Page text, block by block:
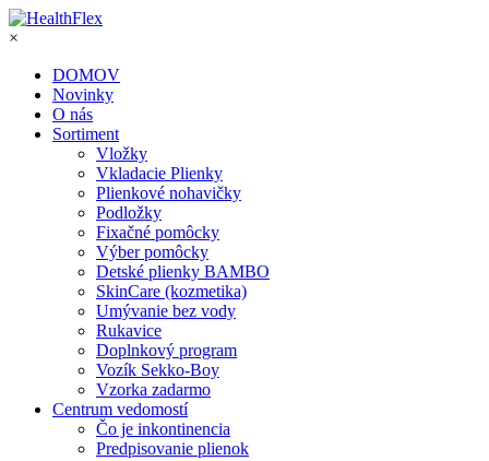
×
DOMOV
Novinky
O nás
Sortiment
Vložky
Vkladacie Plienky
Plienkové nohavičky
Podložky
Fixačné pomôcky
Výber pomôcky
Detské plienky BAMBO
SkinCare (kozmetika)
Umývanie bez vody
Rukavice
Doplnkový program
Vozík Sekko-Boy
Vzorka zadarmo
Centrum vedomostí
Čo je inkontinencia
Predpisovanie plienok